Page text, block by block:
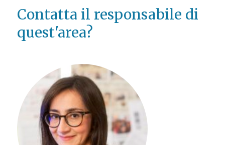
Contatta il responsabile di
quest'area?